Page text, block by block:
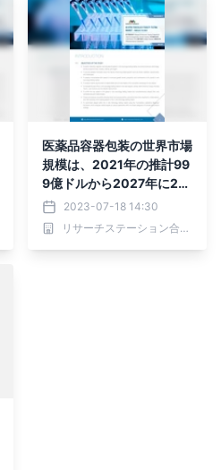
医薬品容器包装の世界市場
規模は、2021年の推計99
9億ドルから2027年に22
99億ドルへと拡大の見通
し【市場調査】
2023-07-18 14:30
リサーチステーション合同会社